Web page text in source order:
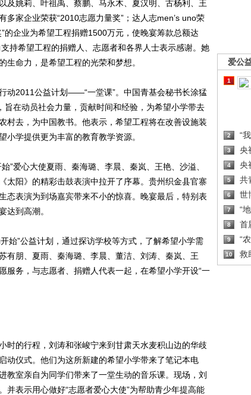
爱公
1
2 “
3 央
4 央
5 共
6 世
7 “
8 首
9 “
10 救
及姚莉、叶祖禹、蔡鹏、马永木、夏汉明、古杨利、王
多家企业荣获“2010志愿力量奖”；达人志men’s uno荣
的企业为希望工程捐赠1500万元，使晚宴筹款总额达
持希望工程的捐赠人、志愿者和各界人士表示感谢。她
命力，是希望工程的光荣和梦想。
2011公益计划——“一堂课”。中国青基会秘书长涂猛
旨在动员社会力量，贡献时间和经验，为希望小学带去
村去，为中国教书。他表示，希望工程将在改善设施装
学提供更为丰富的教育教学资源。
爱心大使夏雨、秦海璐、李晨、秦岚、王艳、沙溢、
太阳》的精彩击鼓表演中拉开了序幕。贵州织金县官寨
态表演为到场嘉宾带来不小的惊喜。晚宴最后，特别表
达到高潮。
”公益计划，通过探访学校等方式，了解希望小学需
有朋、夏雨、秦海璐、李晨、董洁、刘涛、秦岚、王
服务，与志愿者、捐赠人代表一起，在希望小学开设“一
的行程，刘涛和张峻宁来到甘肃天水麦积山边的华歧
动仪式。他们为这所新建的希望小学带来了笔记本电
教室亲自为同学们带来了一堂生动的音乐课。现场，刘
表示用心做好“志愿者爱心大使”为帮助青少年提高能